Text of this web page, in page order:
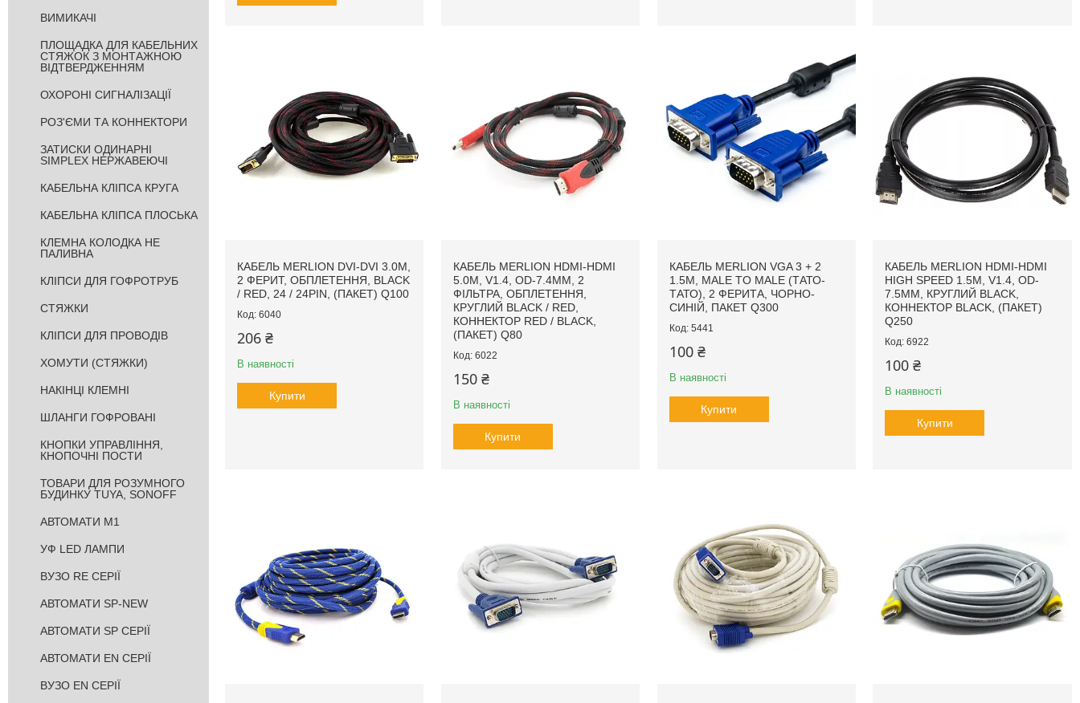
КАБЕЛЬ MERLION DVI-DVI 3.0M,
2 ФЕРИТ, ОБПЛЕТЕННЯ, BLACK
/ RED, 24 / 24PIN, (ПАКЕТ) Q100
6040
206 ₴
В наявності
Купити
КАБЕЛЬ MERLION HDMI-HDMI
5.0M, V1.4, OD-7.4MM, 2
ФІЛЬТРА, ОБПЛЕТЕННЯ,
КРУГЛИЙ BLACK / RED,
КОННЕКТОР RED / BLACK,
(ПАКЕТ) Q80
6022
150 ₴
В наявності
Купити
КАБЕЛЬ MERLION VGA 3 + 2
1.5M, MALE TO MALE (ТАТО-
ТАТО), 2 ФЕРИТА, ЧОРНО-
СИНІЙ, ПАКЕТ Q300
5441
100 ₴
В наявності
Купити
КАБЕЛЬ MERLION HDMI-HDMI
HIGH SPEED 1.5M, V1.4, OD-
7.5MM, КРУГЛИЙ BLACK,
КОННЕКТОР BLACK, (ПАКЕТ)
Q250
6922
100 ₴
В наявності
Купити
ВИМИКАЧІ
ПЛОЩАДКА ДЛЯ КАБЕЛЬНИХ
СТЯЖОК З МОНТАЖНОЮ
ВІДТВЕРДЖЕННЯМ
ОХОРОНІ СИГНАЛІЗАЦІЇ
РОЗ'ЄМИ ТА КОННЕКТОРИ
ЗАТИСКИ ОДИНАРНІ
SIMPLEX НЕРЖАВЕЮЧІ
КАБЕЛЬНА КЛІПСА КРУГА
КАБЕЛЬНА КЛІПСА ПЛОСЬКА
КЛЕМНА КОЛОДКА НЕ
ПАЛИВНА
КЛІПСИ ДЛЯ ГОФРОТРУБ
СТЯЖКИ
КЛІПСИ ДЛЯ ПРОВОДІВ
ХОМУТИ (СТЯЖКИ)
НАКІНЦІ КЛЕМНІ
ШЛАНГИ ГОФРОВАНІ
КНОПКИ УПРАВЛІННЯ,
КНОПОЧНІ ПОСТИ
ТОВАРИ ДЛЯ РОЗУМНОГО
БУДИНКУ TUYA, SONOFF
АВТОМАТИ M1
УФ LED ЛАМПИ
ВУЗО RE СЕРІЇ
АВТОМАТИ SP-NEW
АВТОМАТИ SP СЕРІЇ
АВТОМАТИ EN СЕРІЇ
ВУЗО EN СЕРІЇ